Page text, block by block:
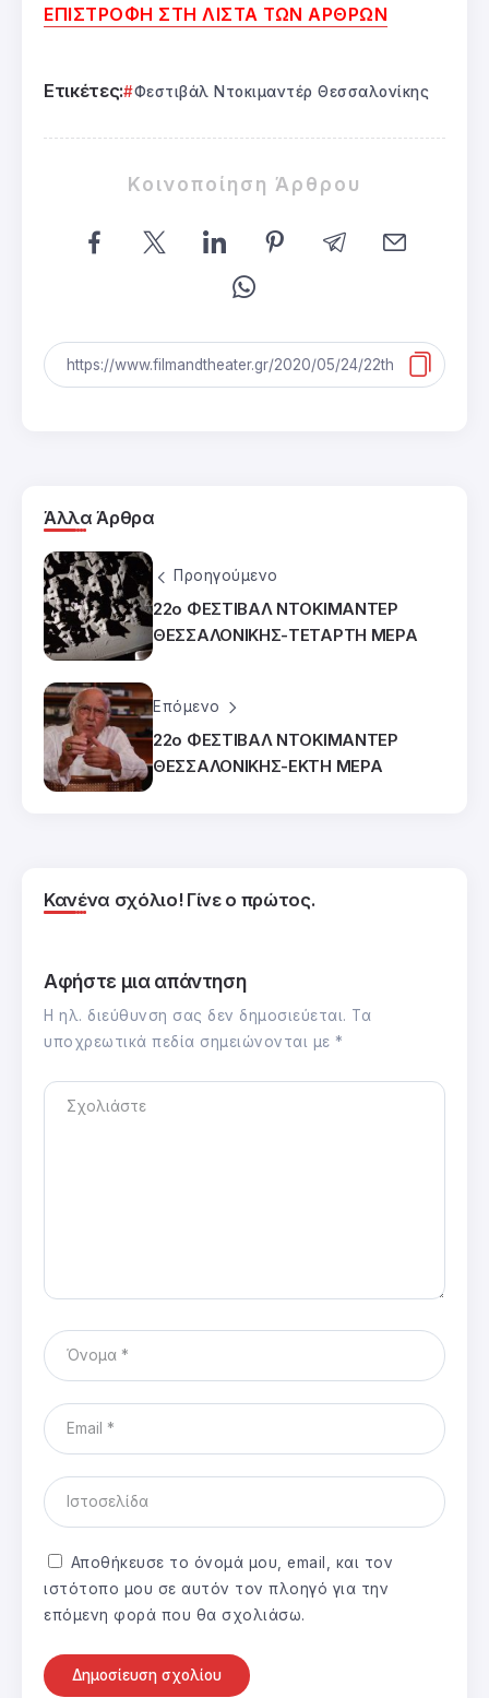
ΕΠΙΣΤΡΟΦΗ ΣΤΗ ΛΙΣΤΑ ΤΩΝ ΑΡΘΡΩΝ
Ετικέτες: Φεστιβάλ Ντοκιμαντέρ Θεσσαλονίκης
Κοινοποίηση Άρθρου
Άλλα Άρθρα
Προηγούμενο
22ο ΦΕΣΤΙΒΑΛ ΝΤΟΚΙΜΑΝΤΕΡ
ΘΕΣΣΑΛΟΝΙΚΗΣ-ΤΕΤΑΡΤΗ ΜΕΡΑ
Επόμενο
22ο ΦΕΣΤΙΒΑΛ ΝΤΟΚΙΜΑΝΤΕΡ
ΘΕΣΣΑΛΟΝΙΚΗΣ-ΕΚΤΗ ΜΕΡΑ
Κανένα σχόλιο! Γίνε ο πρώτος.
Αφήστε μια απάντηση
Η ηλ. διεύθυνση σας δεν δημοσιεύεται. Τα
υποχρεωτικά πεδία σημειώνονται με *
Αποθήκευσε το όνομά μου, email, και τον
ιστότοπο μου σε αυτόν τον πλοηγό για την
επόμενη φορά που θα σχολιάσω.